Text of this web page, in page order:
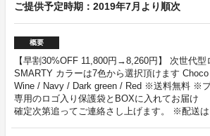
ご提供予定時期：2019年7月より順次
概要
【早割30%OFF 11,800円→8,260円】 次世代型
SMARTY カラーは7色から選択頂けます
Wine / Navy / Dark green / Red ※送料無料 ※
専用のロゴ入り保護袋とBOXに入れてお届け
確定次第追ってご連絡さし上げます。 ※配送